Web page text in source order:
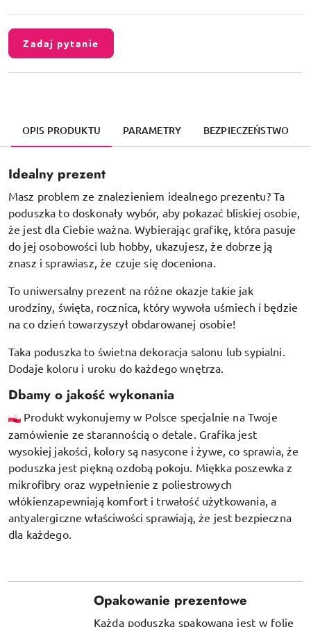
Zadaj pytanie
OPIS PRODUKTU PARAMETRY BEZPIECZEŃSTWO
Idealny prezent
Masz problem ze znalezieniem idealnego prezentu? Ta
poduszka to doskonały wybór, aby pokazać bliskiej osobie,
że jest dla Ciebie ważna. Wybierając grafikę, która pasuje
do jej osobowości lub hobby, ukazujesz, że dobrze ją
znasz i sprawiasz, że czuje się doceniona.
To uniwersalny prezent na różne okazje takie jak
urodziny, święta, rocznica, który wywoła uśmiech i będzie
na co dzień towarzyszył obdarowanej osobie!
Taka poduszka to świetna dekoracja salonu lub sypialni.
Dodaje koloru i uroku do każdego wnętrza.
Dbamy o jakość wykonania
Produkt wykonujemy w Polsce specjalnie na Twoje
zamówienie ze starannością o detale. Grafika jest
wysokiej jakości, kolory są nasycone i żywe, co sprawia, że
poduszka jest piękną ozdobą pokoju. Miękka poszewka z
mikrofibry oraz wypełnienie z poliestrowych
włókienzapewniają komfort i trwałość użytkowania, a
antyalergiczne właściwości sprawiają, że jest bezpieczna
dla każdego.
Opakowanie prezentowe
Każda poduszka spakowana jest w folię